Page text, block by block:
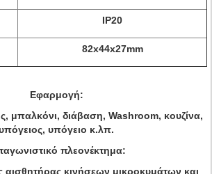
IP20
82x44x27mm
Εφαρμογή:
μπαλκόνι, διάβαση, Washroom, κουζίνα,
υπόγειο κ.λπ.
πλεονέκτημα:
κινήσεων μικροκυμάτων και